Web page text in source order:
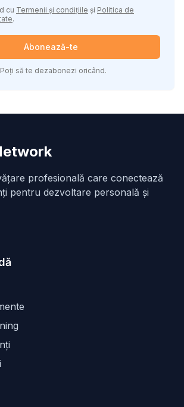
cu Termenii și condițiile și Politica de
.
Abonează-te
să te dezabonezi oricând.
profesională care conectează
pentru dezvoltare personală și